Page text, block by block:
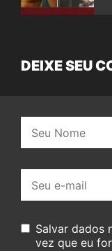
DEIXE SEU
mail:
Salvar dados
vez que eu